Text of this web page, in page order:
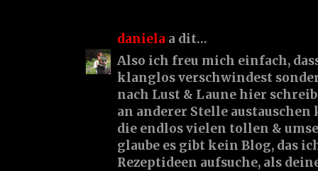
daniela a dit…
Also ich freu mich einfach,
klanglos verschwindest
nach Lust & Laune hier
an anderer Stelle
die endlos vielen tollen &
glaube es gibt kein Blog, das
Rezeptideen aufsuche, als